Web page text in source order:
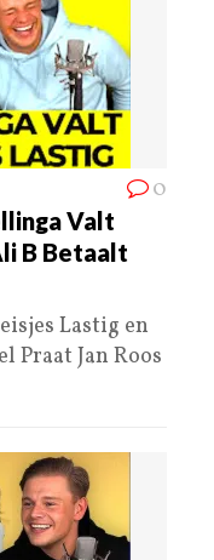
0
Valt
B Betaalt
Lastig en
Praat Jan Roos